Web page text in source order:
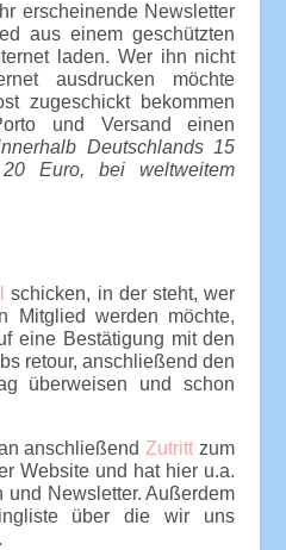
erscheinende Newsletter
aus einem geschützten
laden. Wer ihn nicht
ausdrucken möchte
zugeschickt bekommen
und Versand einen
Deutschlands 15
Euro, bei weltweitem
schicken, in der steht, wer
Mitglied werden möchte,
eine Bestätigung mit den
retour, anschließend den
überweisen und schon
anschließend Zutritt zum
Website und hat hier u.a.
und Newsletter. Außerdem
über die wir uns